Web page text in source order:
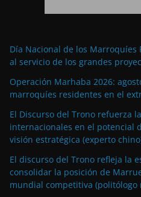
Día Nacional de los Marroquíes
al servicio de los grandes
Operación Marhaba 2026:
marroquíes residentes en el
El Discurso del Trono refuerza
internacionales en el potencial
visión estratégica (experto
El discurso del Trono refleja la
consolidar la posición de
mundial competitiva